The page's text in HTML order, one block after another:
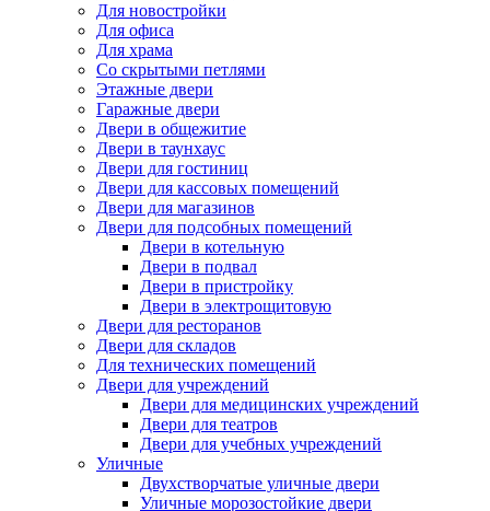
Для новостройки
Для офиса
Для храма
Со скрытыми петлями
Этажные двери
Гаражные двери
Двери в общежитие
Двери в таунхаус
Двери для гостиниц
Двери для кассовых помещений
Двери для магазинов
Двери для подсобных помещений
Двери в котельную
Двери в подвал
Двери в пристройку
Двери в электрощитовую
Двери для ресторанов
Двери для складов
Для технических помещений
Двери для учреждений
Двери для медицинских учреждений
Двери для театров
Двери для учебных учреждений
Уличные
Двухстворчатые уличные двери
Уличные морозостойкие двери